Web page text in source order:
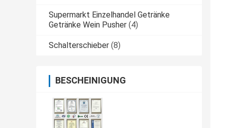
Supermarkt Einzelhandel Getränke
Getränke Wein Pusher (4)
Schalterschieber (8)
BESCHEINIGUNG